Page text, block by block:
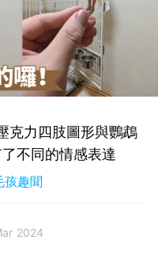
克力四肢圖形與鸚鵡
不同的情感表達
孩趣聞
2024